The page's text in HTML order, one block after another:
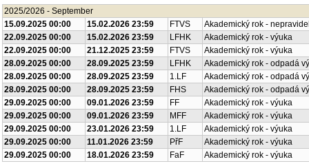
2025/2026 - September
15.09.2025 00:00
15.02.2026 23:59 FTVS
Akademický rok -
22.09.2025 00:00
15.02.2026 23:59 LFHK
Akademický rok - výuka
22.09.2025 00:00
21.12.2025 23:59 FTVS
Akademický rok - výuka
28.09.2025 00:00
28.09.2025 23:59 LFHK
Akademický rok - odpadá
28.09.2025 00:00
28.09.2025 23:59 1.LF
Akademický rok - odpadá
28.09.2025 00:00
28.09.2025 23:59 FHS
Akademický rok - odpadá
29.09.2025 00:00
09.01.2026 23:59 FF
Akademický rok - výuka
29.09.2025 00:00
09.01.2026 23:59 MFF
Akademický rok - výuka
29.09.2025 00:00
23.01.2026 23:59 1.LF
Akademický rok - výuka
29.09.2025 00:00
11.01.2026 23:59 PřF
Akademický rok - výuka
29.09.2025 00:00
18.01.2026 23:59 FaF Akademický rok - výuka